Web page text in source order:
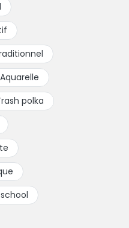
Aquarelle
polka